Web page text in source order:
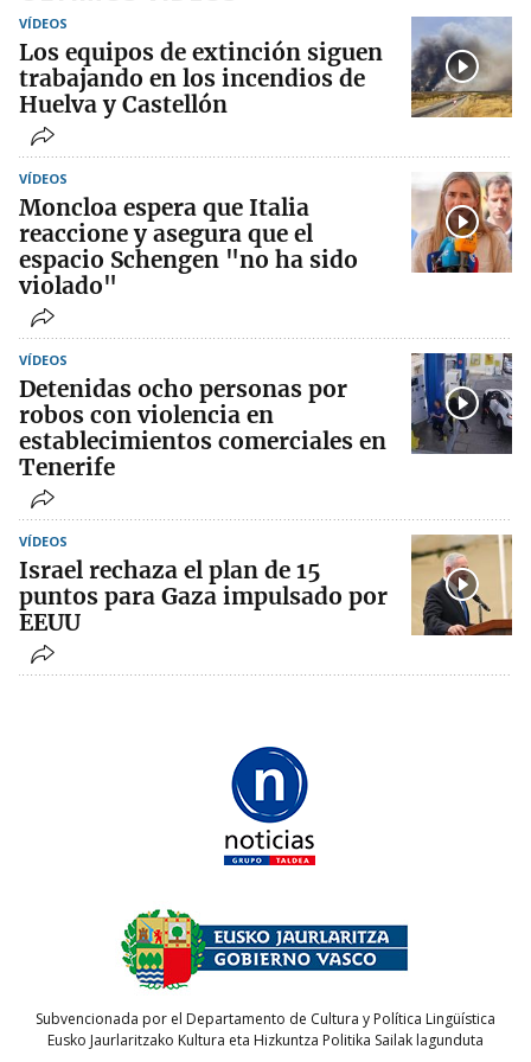
VÍDEOS
Los equipos de extinción siguen
trabajando en los incendios de
Huelva y Castellón
VÍDEOS
Moncloa espera que Italia
reaccione y asegura que el
espacio Schengen "no ha sido
violado"
VÍDEOS
Detenidas ocho personas por
robos con violencia en
establecimientos comerciales en
Tenerife
VÍDEOS
Israel rechaza el plan de 15
puntos para Gaza impulsado por
EEUU
Subvencionada por el Departamento de Cultura y Política Lingüística
Eusko Jaurlaritzako Kultura eta Hizkuntza Politika Sailak lagunduta